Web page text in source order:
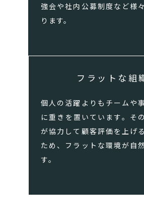
強会や社内公募制度など様
ります。
フラットな組
個人の活躍よりもチームや
に重きを置いています。そ
が協力して顧客評価を上げ
ため、フラットな環境が自
す。